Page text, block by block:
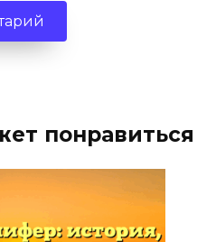
понравиться